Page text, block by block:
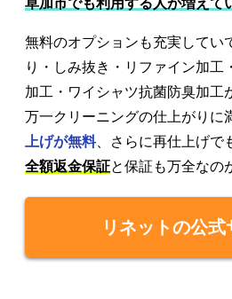
草加市でも利用する人が増えて
無料のオプションも充実してい
り・しみ抜き・リファイン加工
加工・ワイシャツ抗菌防臭加工
万一クリーニングの仕上がりに
上げが無料、さらに再仕上げで
全額返金保証と保証も万全なの
リネットの公式